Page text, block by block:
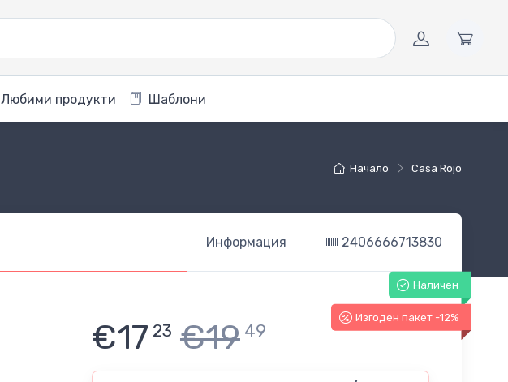
Любими продукти Шаблони
Начало Casa Rojo
Информация 2406666713830
Наличен
Изгоден пакет -12%
€17 23 €19 49